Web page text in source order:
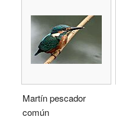
Martín pescador
común